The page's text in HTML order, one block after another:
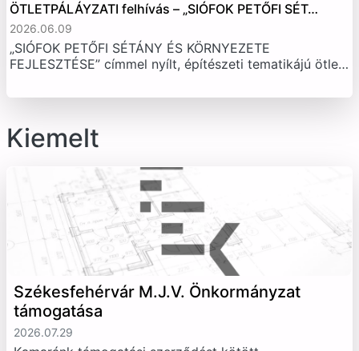
ÖTLETPÁLÁYZATI felhívás – „SIÓFOK PETŐFI SÉT…
2026.06.09
„SIÓFOK PETŐFI SÉTÁNY ÉS KÖRNYEZETE
FEJLESZTÉSE” címmel nyílt, építészeti tematikájú ötle…
Kiemelt
Székesfehérvár M.J.V. Önkormányzat
támogatása
2026.07.29